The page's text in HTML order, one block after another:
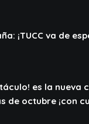
¡TUCC va de
es la nueva
de octubre ¡con